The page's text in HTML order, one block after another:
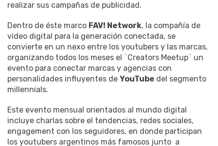
realizar sus campañas de publicidad.
Dentro de éste marco FAV! Network, la compañía de
video digital para la generación conectada, se
convierte en un nexo entre los youtubers y las marcas,
organizando todos los meses el ¨Creators Meetup¨ un
evento para conectar marcas y agencias con
personalidades influyentes de YouTube del segmento
millennials.
Este evento mensual orientados al mundo digital
incluye charlas sobre el tendencias, redes sociales,
engagement con los seguidores, en donde participan
los youtubers argentinos más famosos junto a